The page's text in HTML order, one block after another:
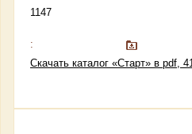
1147
:
Скачать каталог «Старт» в pdf,